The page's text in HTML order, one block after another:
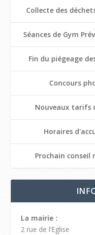
Collecte des
Séances de Gym
Fin du piégeage
Concours
Nouveaux tarifs
Horaires
Prochain conseil
La mairie :
2 rue de l’Eglise